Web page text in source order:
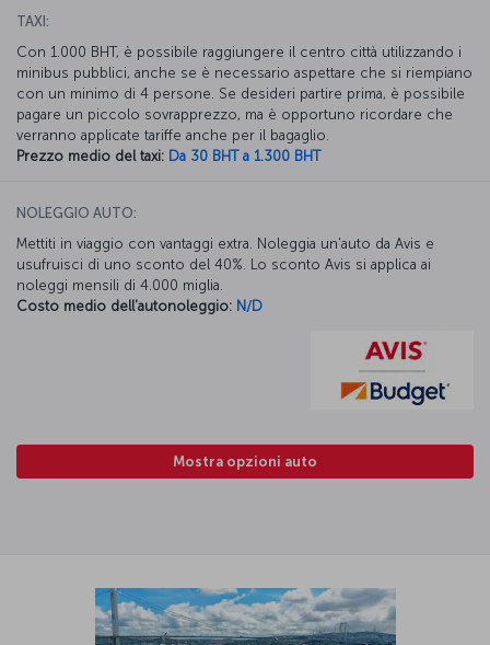
TAXI:
Con 1.000 BHT, è possibile raggiungere il centro città utilizzando i
minibus pubblici, anche se è necessario aspettare che si riempiano
con un minimo di 4 persone. Se desideri partire prima, è possibile
pagare un piccolo sovrapprezzo, ma è opportuno ricordare che
verranno applicate tariffe anche per il bagaglio.
Prezzo medio del taxi: Da 30 BHT a 1.300 BHT
NOLEGGIO AUTO:
Mettiti in viaggio con vantaggi extra. Noleggia un'auto da Avis e
usufruisci di uno sconto del 40%. Lo sconto Avis si applica ai
noleggi mensili di 4.000 miglia.
Costo medio dell'autonoleggio: N/D
Mostra opzioni auto